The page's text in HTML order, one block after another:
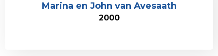
Marina en John van Avesaath
2000